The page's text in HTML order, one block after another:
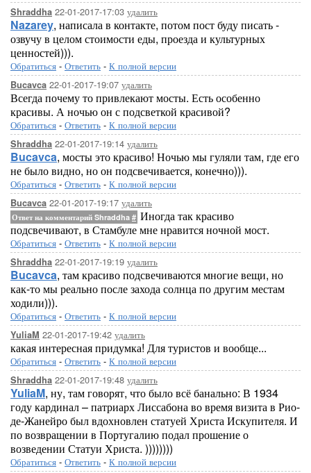
Shraddha 22-01-2017-17:03 удалить
Nazarey, написала в контакте, потом пост буду писать -
озвучу в целом стоимости еды, проезда и культурных
ценностей))).
Обратиться - Ответить - К полной версии
Bucavca 22-01-2017-19:07 удалить
Всегда почему то привлекают мосты. Есть особенно
красивы. А ночью он с подсветкой красивой?
Обратиться - Ответить - К полной версии
Shraddha 22-01-2017-19:14 удалить
Bucavca, мосты это красиво! Ночью мы гуляли там, где его
не было видно, но он подсвечивается, конечно))).
Обратиться - Ответить - К полной версии
Bucavca 22-01-2017-19:17 удалить
Ответ на комментарий Shraddha # Иногда так красиво
подсвечивают, в Стамбуле мне нравится ночной мост.
Обратиться - Ответить - К полной версии
Shraddha 22-01-2017-19:19 удалить
Bucavca, там красиво подсвечиваются многие вещи, но
как-то мы реально после захода солнца по другим местам
ходили))).
Обратиться - Ответить - К полной версии
YuliaM 22-01-2017-19:42 удалить
какая интересная придумка! Для туристов и вообще...
Обратиться - Ответить - К полной версии
Shraddha 22-01-2017-19:48 удалить
YuliaM, ну, там говорят, что было всё банально: В 1934
году кардинал – патриарх Лиссабона во время визита в Рио-
де-Жанейро был вдохновлен статуей Христа Искупителя. И
по возвращении в Португалию подал прошение о
возведении Статуи Христа. ))))))))
Обратиться - Ответить - К полной версии